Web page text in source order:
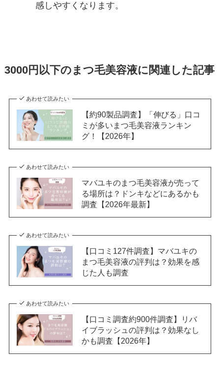
感しやすくなります。
3000円以下のまつ毛美容液に関連した記事
あわせて読みたい
【約90製品調査】「伸びる」口コ
ミが多いまつ毛美容液ランキン
グ！【2026年】
あわせて読みたい
マバユキのまつ毛美容液が売って
る場所は？ドンキなどにあるかも
調査【2026年最新】
あわせて読みたい
【口コミ127件調査】マバユキの
まつ毛美容液の評判は？効果を感
じた人も調査
あわせて読みたい
【口コミ調査約900件調査】リバ
イブラッシュの評判は？効果なし
かも調査【2026年】